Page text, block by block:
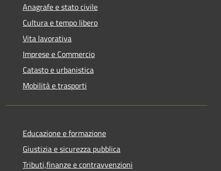
Anagrafe e stato civile
Cultura e tempo libero
Vita lavorativa
Imprese e Commercio
Catasto e urbanistica
Mobilità e trasporti
Educazione e formazione
Giustizia e sicurezza pubblica
Tributi,finanze e contravvenzioni